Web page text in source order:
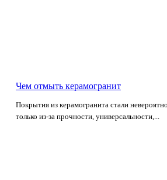
Чем отмыть керамогранит
Покрытия из керамогранита стали
только из-за прочности, универсальности,...